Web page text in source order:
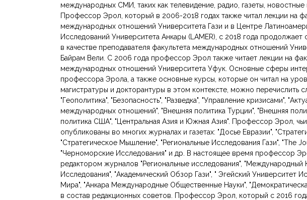
международных СМИ, таких как телевидение, радио, газеты,
Профессор Эрол, который в 2006-2018 годах также читал лекции на
международных отношений Университета Гази и в Центре
Исследований Университета Анкары (LAMER), с 2018 года
в качестве преподавателя факультета международных отношений
Байрам Вели. С 2006 года профессор Эрол также читает лекции на
международных отношений Университета Уфук. Основные сферы
профессора Эрола, а также основные курсы, которые он читал на
магистратуры и докторантуры в этом контексте, можно перечислить
"Геополитика", "Безопасность", "Разведка", "Управление кризисами",
международных отношений", "Внешняя политика Турции", "Внешняя
политика США", "Центральная Азия и Южная Азия". Профессор Эрол,
опубликованы во многих журналах и газетах: "Досье Евразии",
"Стратегическое Мышление", "Региональные Исследования Гази", "The
"Черноморские Исследования" и др. В настоящее время профессор
редактором журналов "Региональные исследования", "Международный
Исследования", "Академический Обзор Гази", " Эгейский Университет
Мира", "Анкара Международные Общественные Науки",
в состав редакционных советов. Профессор Эрол, который с 2016